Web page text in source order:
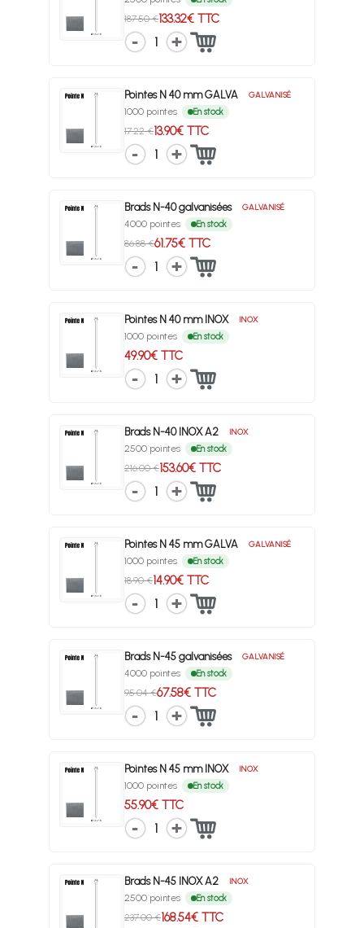
187.50 €133.32€ TTC
1
Pointes N 40 mm GALVA GALVANISÉ
1000 pointes En stock
17.22 €13.90€ TTC
1
Brads N-40 galvanisées GALVANISÉ
4000 pointes En stock
86.88 €61.75€ TTC
1
Pointes N 40 mm INOX INOX
1000 pointes En stock
49.90€ TTC
1
Brads N-40 INOX A2 INOX
2500 pointes En stock
216.00 €153.60€ TTC
1
Pointes N 45 mm GALVA GALVANISÉ
1000 pointes En stock
18.90 €14.90€ TTC
1
Brads N-45 galvanisées GALVANISÉ
4000 pointes En stock
95.04 €67.58€ TTC
1
Pointes N 45 mm INOX INOX
1000 pointes En stock
55.90€ TTC
1
Brads N-45 INOX A2 INOX
2500 pointes En stock
237.00 €168.54€ TTC